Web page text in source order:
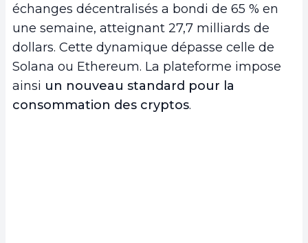
échanges décentralisés a bondi de 65 % en
une semaine, atteignant 27,7 milliards de
dollars. Cette dynamique dépasse celle de
Solana ou Ethereum. La plateforme impose
ainsi un nouveau standard pour la
consommation des cryptos.